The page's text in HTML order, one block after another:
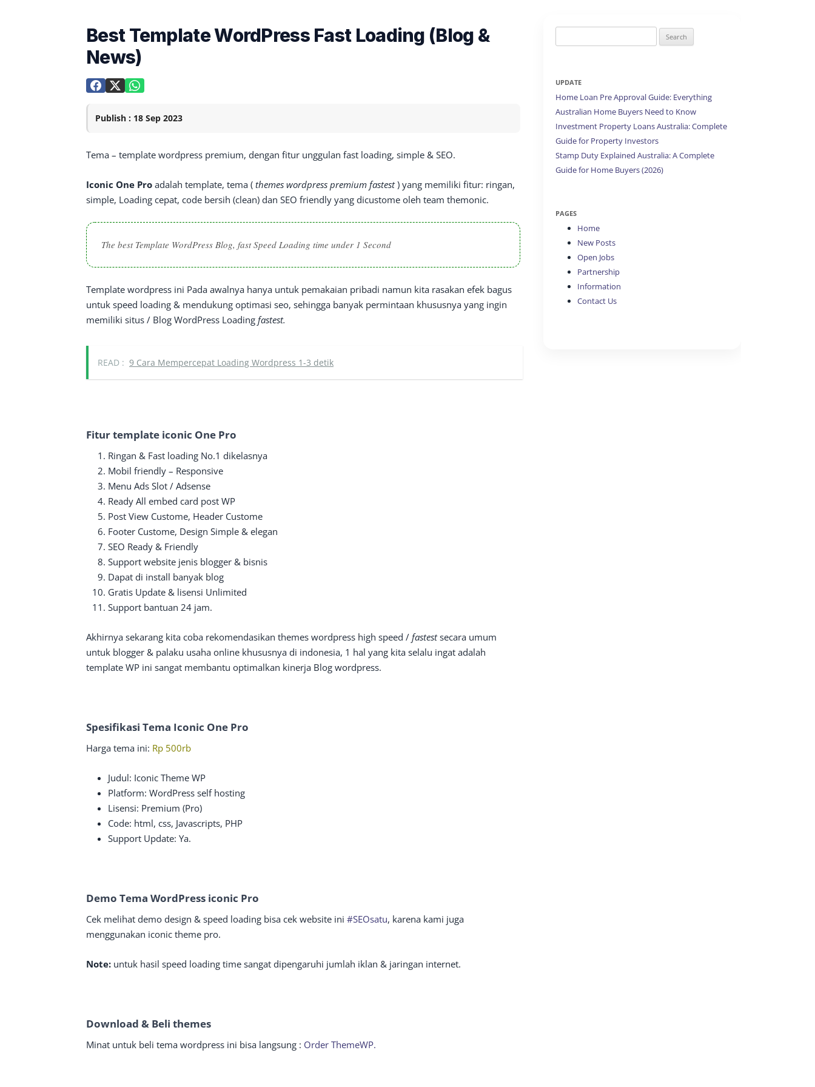
Best Template WordPress Fast Loading (Blog &
News)
Publish : 18 Sep 2023
Tema – template wordpress premium, dengan fitur unggulan fast loading, simple & SEO.
Iconic One Pro adalah template, tema ( themes wordpress premium fastest) yang memiliki fitur: ringan,
simple, Loading cepat, code bersih (clean) dan SEO friendly yang dicustome oleh team themonic.
The best Template WordPress Blog, fast Speed Loading time under 1 Second
Template wordpress ini Pada awalnya hanya untuk pemakaian pribadi namun kita rasakan efek bagus
untuk speed loading & mendukung optimasi seo, sehingga banyak permintaan khususnya yang ingin
memiliki situs / Blog WordPress Loading fastest.
READ : 9 Cara Mempercepat Loading Wordpress 1-3 detik
Fitur template iconic One Pro
Ringan & Fast loading No.1 dikelasnya
Mobil friendly – Responsive
Menu Ads Slot / Adsense
Ready All embed card post WP
Post View Custome, Header Custome
Footer Custome, Design Simple & elegan
SEO Ready & Friendly
Support website jenis blogger & bisnis
Dapat di install banyak blog
Gratis Update & lisensi Unlimited
Support bantuan 24 jam.
Akhirnya sekarang kita coba rekomendasikan themes wordpress high speed / fastestsecara umum
untuk blogger & palaku usaha online khususnya di indonesia, 1 hal yang kita selalu ingat adalah
template WP ini sangat membantu optimalkan kinerja Blog wordpress.
Spesifikasi Tema Iconic One Pro
Harga tema ini: Rp 500rb
Judul: Iconic Theme WP
Platform: WordPress self hosting
Lisensi: Premium (Pro)
Code: html, css, Javascripts, PHP
Support Update: Ya.
Demo Tema WordPress iconic Pro
Cek melihat demo design & speed loading bisa cek website ini #SEOsatu, karena kami juga
menggunakan iconic theme pro.
Note: untuk hasil speed loading time sangat dipengaruhi jumlah iklan & jaringan internet.
Download & Beli themes
Minat untuk beli tema wordpress ini bisa langsung : Order ThemeWP.
for:
UPDATE
Home Loan Pre Approval Guide: Everything
Australian Home Buyers Need to Know
Investment Property Loans Australia: Complete
Guide for Property Investors
Stamp Duty Explained Australia: A Complete
Guide for Home Buyers (2026)
PAGES
Home
New Posts
Open Jobs
Partnership
Information
Contact Us